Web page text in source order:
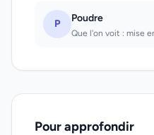
P Poudre
Pour approfondir